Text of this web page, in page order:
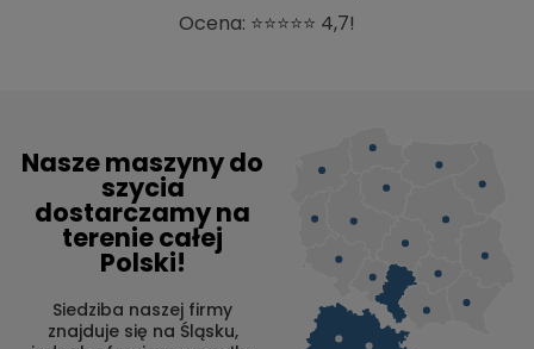
Ocena: ⭐⭐⭐⭐⭐ 4,7!
Nasze maszyny do
szycia
dostarczamy na
terenie całej
Polski!
Siedziba naszej firmy
znajduje się na Śląsku,